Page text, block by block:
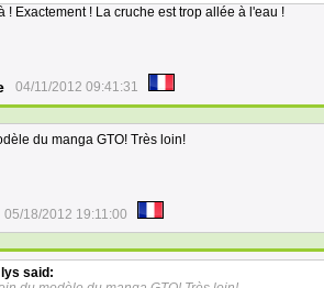
! Exactement ! La cruche est trop allée à l'eau !
04/11/2012 09:41:31
du manga GTO! Très loin!
05/18/2012 19:11:00
said: